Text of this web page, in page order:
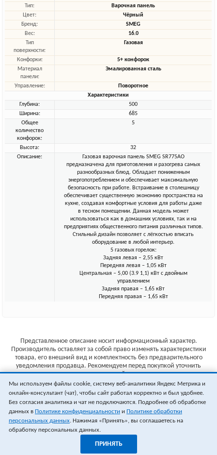
Тип:
Варочная панель
Цвет:
Чёрный
Бренд:
SMEG
Вес:
16.0
Тип
поверхности:
Газовая
Конфорки:
5+ конфорок
Материал
панели:
Эмалированная сталь
Управление:
Поворотное
Характеристики
Глубина:
500
Ширина:
685
Общее
количество
конфорок:
5
Высота:
32
Описание:
Газовая варочная панель SMEG SR775AO
предназначена для приготовления и разогрева самых
разнообразных блюд. Обладает пониженным
энергопотреблением и обеспечивает максимальную
безопасность при работе. Встраивание в столешницу
обеспечивает существенную экономию пространства на
кухне, создавая комфортные условия для работы даже
в тесном помещении. Данная модель может
использоваться как в домашних условиях, так и на
предприятиях общественного питания различных типов.
Стильный дизайн позволяет с лёгкостью вписать
оборудование в любой интерьер.
5 газовых горелок:
Задняя левая – 2,55 кВт
Передняя левая – 1,05 кВт
Центральная – 5,00 (3.9 1,1) кВт с двойным
управлением
Задняя правая – 1,65 кВт
Передняя правая – 1,65 кВт
Представленное описание носит информационный характер.
Производитель оставляет за собой право изменять характеристики
товара, его внешний вид и комплектность без предварительного
уведомления продавца. Рекомендуем перед покупкой уточнить
характеристики товара на сайте производителя.
Указанные цены не являются публичной офертой (ст.435 ГК РФ).
Стоимость и наличие товара уточняйте у менеджера.
Мы используем файлы cookie, систему веб-аналитики Яндекс Метрика и
онлайн-консультант (чат), чтобы сайт работал корректно и был удобнее.
Без согласия аналитика и чат не подключаются. Подробнее об обработке
данных в Политике конфиденциальности и Политике обработки
персональных данных. Нажимая «Принять», вы соглашаетесь на
обработку персональных данных.
ПРИНЯТЬ